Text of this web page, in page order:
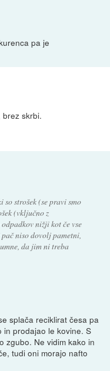
pa je
brez skrbi.
strošek (se pravi smo
(vključno z
nižji kot če vse
pač niso dovolj pametni,
da jim ni treba
splača reciklirat česa pa
in prodajao le kovine. S
zgubo. Ne vidim kako in
tudi oni morajo nafto